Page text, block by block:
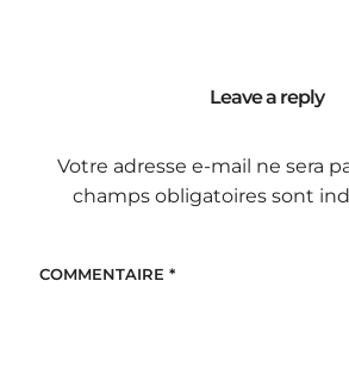
Leave a reply
Votre adresse e-mail ne sera
champs obligatoires sont
COMMENTAIRE *